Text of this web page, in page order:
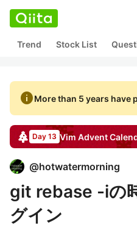
Trend Stock List
infoMore than 5 years have
Day 13 Vim Advent
@hotwatermorning
git rebase -iの
グイン